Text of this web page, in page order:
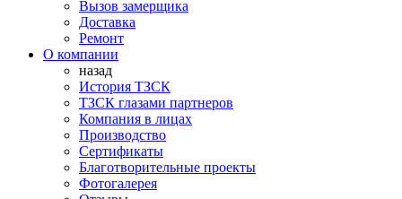
Вызов замерщика
Доставка
Ремонт
О компании
назад
История ТЗСК
ТЗСК глазами партнеров
Компания в лицах
Производство
Сертификаты
Благотворительные проекты
Фотогалерея